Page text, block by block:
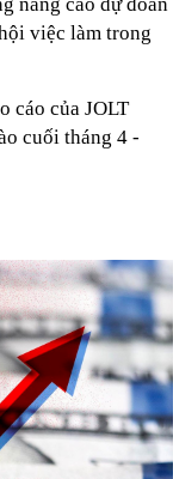
việc làm trong
cáo của JOLT
cuối tháng 4 -